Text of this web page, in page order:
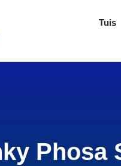
Tuis
Phosa